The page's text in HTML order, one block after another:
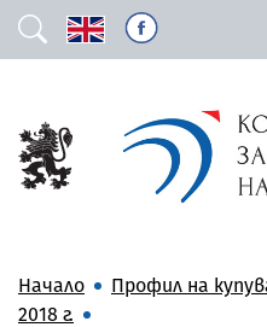
Начало Профил на
2018 г.